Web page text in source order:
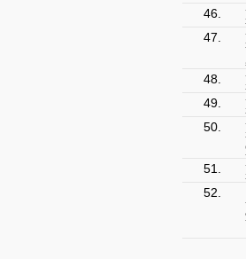
46.
47.
48.
49.
50.
51.
52.